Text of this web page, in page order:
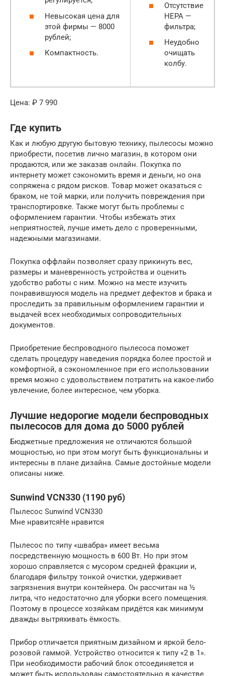
Невысокая цена для
этой фирмы — 8000
рублей;
Компактность.
Отсутствие
HEPA —
фильтра;
Неудобно
очищать
колбу.
Цена: ₽ 7 990
Где купить
Как и любую другую бытовую технику, пылесосы можно
приобрести, посетив лично магазин, в котором они
продаются, или же заказав онлайн. Покупка по
интернету может сэкономить время и деньги, но она
сопряжена с рядом рисков. Товар может оказаться с
браком, не той марки, или получить повреждения при
транспортировке. Также могут быть проблемы с
оформлением гарантии. Чтобы избежать этих
неприятностей, лучше иметь дело с проверенными,
надежными магазинами.
Покупка оффлайн позволяет сразу прикинуть вес,
размеры и маневренность устройства и оценить
удобство работы с ним. Можно на месте изучить
понравившуюся модель на предмет дефектов и брака и
проследить за правильным оформлением гарантии и
выдачей всех необходимых сопроводительных
документов.
Приобретение беспроводного пылесоса поможет
сделать процедуру наведения порядка более простой и
комфортной, а сэкономленное при его использовании
время можно с удовольствием потратить на какое-либо
увлечение, более интересное, чем уборка.
Лучшие недорогие модели беспроводных
пылесосов для дома до 5000 рублей
Бюджетные предложения не отличаются большой
мощностью, но при этом могут быть функциональны и
интересны в плане дизайна. Самые достойные модели
описаны ниже.
Sunwind VCN330 (1190 руб)
Пылесос Sunwind VCN330
Мне нравитсяНе нравится
Пылесос по типу «швабра» имеет весьма
посредственную мощность в 600 Вт. Но при этом
хорошо справляется с мусором средней фракции и,
благодаря фильтру тонкой очистки, удерживает
загрязнения внутри контейнера. Он рассчитан на ½
литра, что недостаточно для уборки всего помещения.
Поэтому в процессе хозяйкам придётся как минимум
дважды вытряхивать ёмкость.
Прибор отличается приятным дизайном и яркой бело-
розовой гаммой. Устройство относится к типу «2 в 1».
При необходимости рабочий блок отсоединяется и
может быть использован самостоятельно в качестве